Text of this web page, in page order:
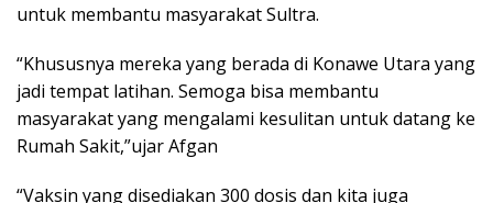
untuk membantu masyarakat Sultra.
“Khususnya mereka yang berada di Konawe Utara yang
jadi tempat latihan. Semoga bisa membantu
masyarakat yang mengalami kesulitan untuk datang ke
Rumah Sakit,”ujar Afgan
“Vaksin yang disediakan 300 dosis dan kita juga